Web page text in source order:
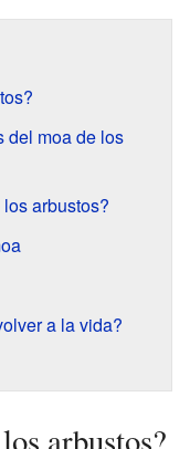
del moa de los
arbustos?
a la vida?
arbustos?